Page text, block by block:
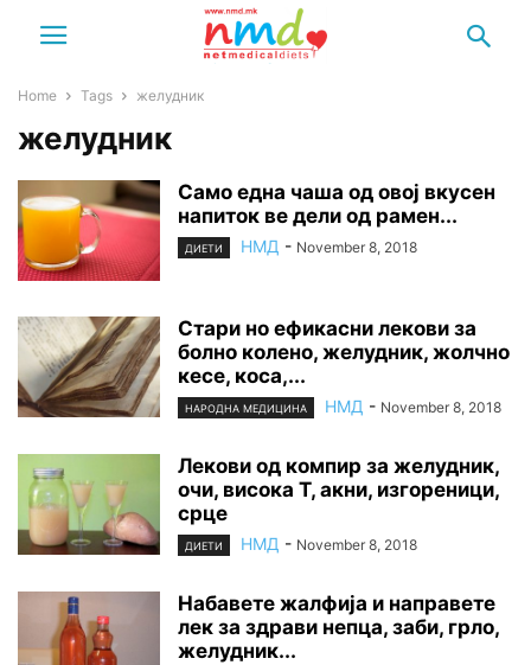
Home Tags желудник
желудник
Само една чаша од овој вкусен
напиток ве дели од рамен...
ДИЕТИ НМД - November 8, 2018
Стари но ефикасни лекови за
болно колено, желудник, жолчно
кесе, коса,...
НАРОДНА МЕДИЦИНА НМД - November 8, 2018
Лекови од компир за желудник,
очи, висока Т, акни, изгореници,
срце
ДИЕТИ НМД - November 8, 2018
Набавете жалфија и направете
лек за здрави непца, заби, грло,
желудник...